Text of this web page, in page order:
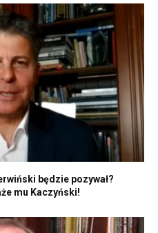
będzie pozywał?
mu Kaczyński!